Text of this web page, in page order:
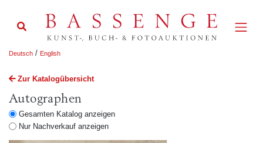
Deutsch / English
Zur Katalogübersicht
Autographen
Gesamten Katalog anzeigen
Nur Nachverkauf anzeigen